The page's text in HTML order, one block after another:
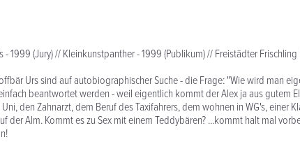
- 1999 (Jury) // Kleinkunstpanther - 1999 (Publikum) // Freistädter
Urs sind auf autobiographischer Suche - die Frage: "Wie wird man
beantwortet werden - weil eigentlich kommt der Alex ja aus gutem
den Zahnarzt, dem Beruf des Taxifahrers, dem wohnen in WG's, einer
der Alm. Kommt es zu Sex mit einem Teddybären? ...kommt halt mal